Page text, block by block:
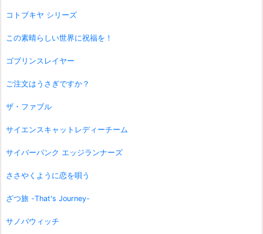
コトブキヤ シリーズ
この素晴らしい世界に祝福を！
ゴブリンスレイヤー
ご注文はうさぎですか？
ザ・ファブル
サイエンスキャットレディーチーム
サイバーパンク エッジランナーズ
ささやくように恋を唄う
ざつ旅 -That's Journey-
サノバウィッチ